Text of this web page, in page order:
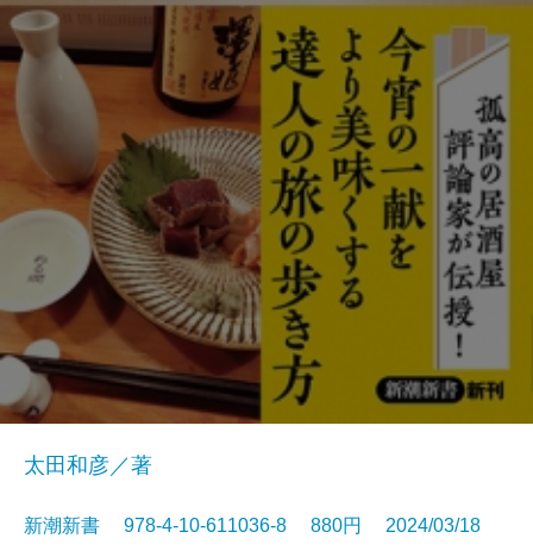
太田和彦／著
新潮新書 978-4-10-611036-8 880円 2024/03/18